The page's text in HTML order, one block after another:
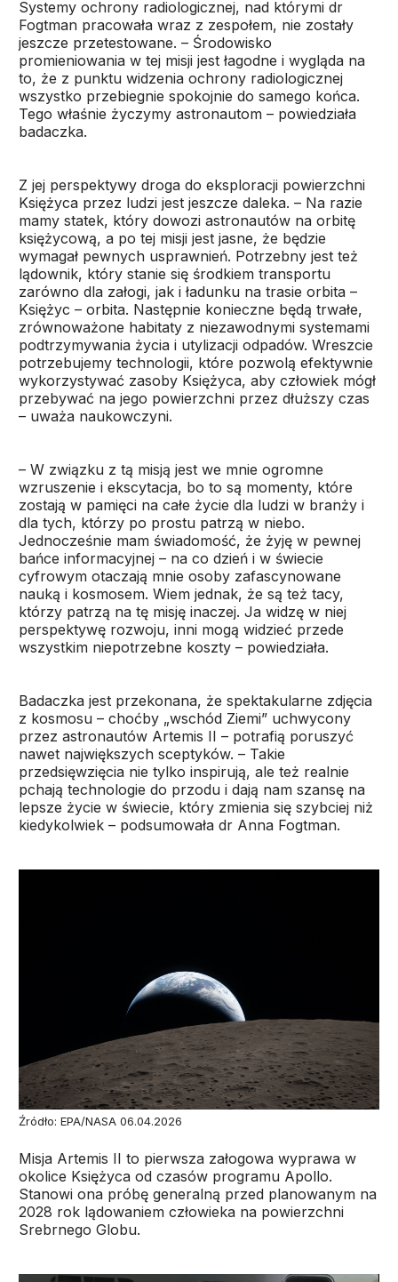
Systemy ochrony radiologicznej, nad którymi dr
Fogtman pracowała wraz z zespołem, nie zostały
jeszcze przetestowane. – Środowisko
promieniowania w tej misji jest łagodne i wygląda na
to, że z punktu widzenia ochrony radiologicznej
wszystko przebiegnie spokojnie do samego końca.
Tego właśnie życzymy astronautom – powiedziała
badaczka.
Z jej perspektywy droga do eksploracji powierzchni
Księżyca przez ludzi jest jeszcze daleka. – Na razie
mamy statek, który dowozi astronautów na orbitę
księżycową, a po tej misji jest jasne, że będzie
wymagał pewnych usprawnień. Potrzebny jest też
lądownik, który stanie się środkiem transportu
zarówno dla załogi, jak i ładunku na trasie orbita –
Księżyc – orbita. Następnie konieczne będą trwałe,
zrównoważone habitaty z niezawodnymi systemami
podtrzymywania życia i utylizacji odpadów. Wreszcie
potrzebujemy technologii, które pozwolą efektywnie
wykorzystywać zasoby Księżyca, aby człowiek mógł
przebywać na jego powierzchni przez dłuższy czas
– uważa naukowczyni.
– W związku z tą misją jest we mnie ogromne
wzruszenie i ekscytacja, bo to są momenty, które
zostają w pamięci na całe życie dla ludzi w branży i
dla tych, którzy po prostu patrzą w niebo.
Jednocześnie mam świadomość, że żyję w pewnej
bańce informacyjnej – na co dzień i w świecie
cyfrowym otaczają mnie osoby zafascynowane
nauką i kosmosem. Wiem jednak, że są też tacy,
którzy patrzą na tę misję inaczej. Ja widzę w niej
perspektywę rozwoju, inni mogą widzieć przede
wszystkim niepotrzebne koszty – powiedziała.
Badaczka jest przekonana, że spektakularne zdjęcia
z kosmosu – choćby „wschód Ziemi” uchwycony
przez astronautów Artemis II – potrafią poruszyć
nawet największych sceptyków. – Takie
przedsięwzięcia nie tylko inspirują, ale też realnie
pchają technologie do przodu i dają nam szansę na
lepsze życie w świecie, który zmienia się szybciej niż
kiedykolwiek – podsumowała dr Anna Fogtman.
Źródło: EPA/NASA 06.04.2026
Misja Artemis II to pierwsza załogowa wyprawa w
okolice Księżyca od czasów programu Apollo.
Stanowi ona próbę generalną przed planowanym na
2028 rok lądowaniem człowieka na powierzchni
Srebrnego Globu.